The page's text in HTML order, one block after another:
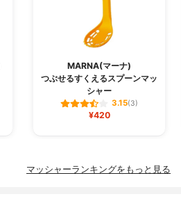
MARNA(マーナ)
つぶせるすくえるスプーンマッ
シャー
3.15(3)
¥420
マッシャーランキングをもっと見る